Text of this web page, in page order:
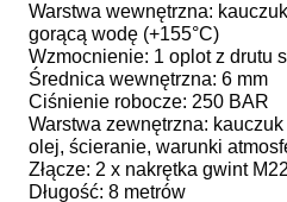
Warstwa wewnętrzna:
gorącą wodę (+155°C)
Wzmocnienie: 1 oplot z drutu
Średnica wewnętrzna: 6 mm
Ciśnienie robocze: 250 BAR
Warstwa zewnętrzna:
olej, ścieranie, warunki
Złącze: 2 x nakrętka gwint
Długość: 8 metrów